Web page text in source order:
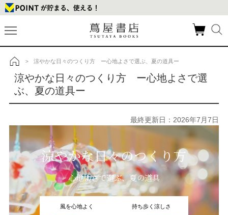
トップ
> 涼やかな日々のつくり方 ー心地よさで選ぶ、夏の道具ー
涼やかな日々のつくり方 ー心地よさで選
ぶ、夏の道具ー
最終更新日：2026年7月7日
涼やかな日々のつくり方
心地よさで選ぶ、夏の道具
風を心地よく 持ち歩く涼しさ